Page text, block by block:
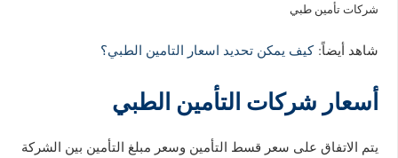
شركات تأمين طبي
شاهد أيضاً:كيف يمكن تحديد اسعار التامين الطبي؟
أسعار شركات التأمين الطبي
يتم الاتفاق على سعر قسط التأمين وسعر مبلغ التأمين بين الشركة